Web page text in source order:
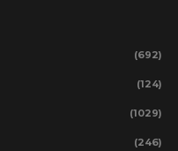
(692)
(124)
(1029)
(246)